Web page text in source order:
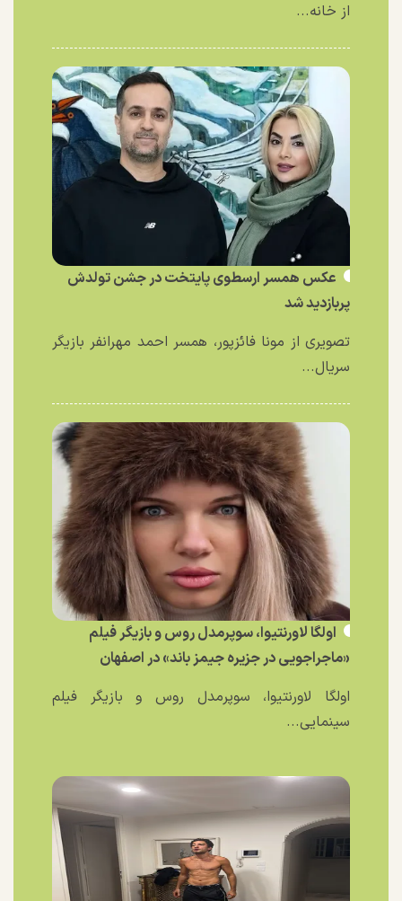
از خانه...
عکس همسر ارسطوی پایتخت در جشن تولدش
پربازدید شد
تصویری از مونا فائزپور، همسر احمد مهرانفر بازیگر
سریال...
اولگا لاورنتیوا، سوپرمدل روس و بازیگر فیلم
«ماجراجویی در جزیره جیمز باند» در اصفهان
اولگا لاورنتیوا، سوپرمدل روس و بازیگر فیلم
سینمایی...